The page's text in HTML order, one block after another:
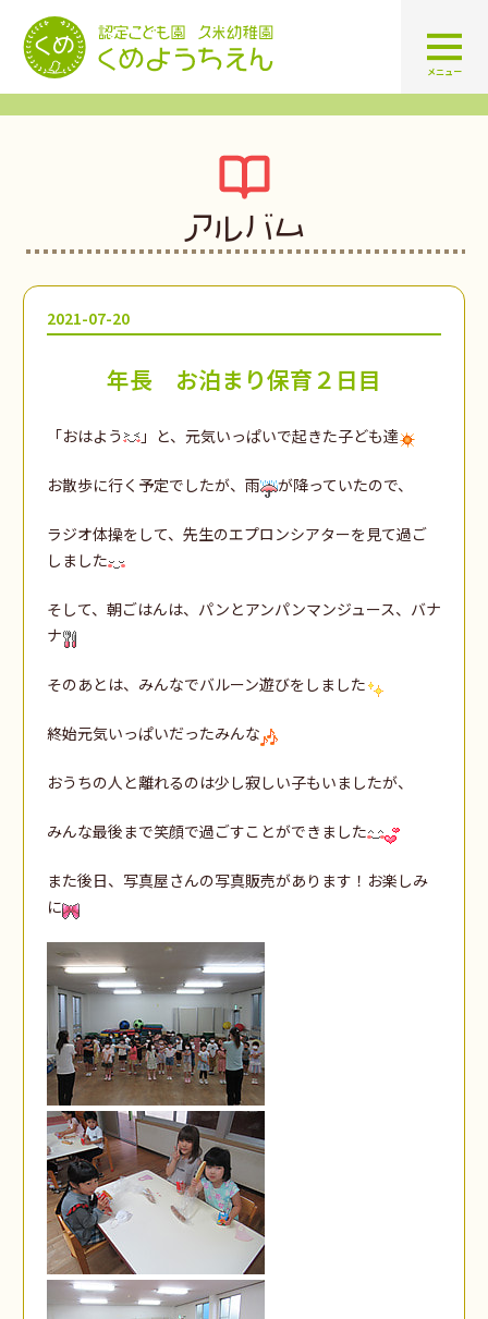
認定こども園 学校法人久米幼
メニュー
アルバム
2021-07-20
年長 お泊まり保育２日目
「おはよう 」と、元気いっぱいで起きた子ども達
お散歩に行く予定でしたが、雨 が降っていたので、
ラジオ体操をして、先生のエプロンシアターを見て過ご
しました
そして、朝ごはんは、パンとアンパンマンジュース、バナ
ナ
そのあとは、みんなでバルーン遊びをしました
終始元気いっぱいだったみんな
おうちの人と離れるのは少し寂しい子もいましたが、
みんな最後まで笑顔で過ごすことができました
また後日、写真屋さんの写真販売があります！お楽しみ
に